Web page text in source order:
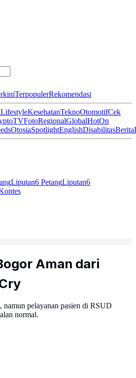
ini
TerpopulerRekomendasi
LifestyleKesehatanTeknoOtomotifCek
TVFotoRegionalGlobalHotOn
OtosiaSpotlightEnglishDisabilitasBerita
Liputan6 PetangLiputan6
Aman dari
namun pelayanan pasien di RSUD
normal.